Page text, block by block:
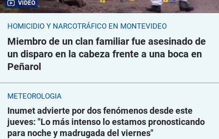
VIDEO
HOMICIDIO Y NARCOTRÁFICO EN MONTEVIDEO
Miembro de un clan familiar fue asesinado de
un disparo en la cabeza frente a una boca en
Peñarol
METEOROLOGÍA
Inumet advierte por dos fenómenos desde este
jueves: "Lo más intenso lo estamos pronosticando
para noche y madrugada del viernes"